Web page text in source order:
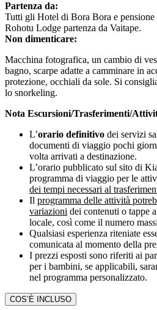
Partenza da:
Tutti gli Hotel di Bora Bora e pensione
Rohotu Lodge partenza da Vaitape.
Non dimenticare:
Macchina fotografica, un cambio di
bagno, scarpe adatte a camminare in
protezione, occhiali da sole. Si
lo snorkeling.
Nota Escursioni/Trasferimenti/
L’orario definitivo dei servizi
documenti di viaggio pochi
volta arrivati a destinazione.
L’orario pubblicato sul sito di
programma di viaggio per le
dei tempi necessari al
Il programma delle attività
variazioni dei contenuti o tappe
locale, così come il numero
Qualsiasi esperienza riteniate
comunicata al momento della
I prezzi esposti sono riferiti ai
per i bambini, se applicabili,
nel programma personalizzato.
COS’È INCLUSO